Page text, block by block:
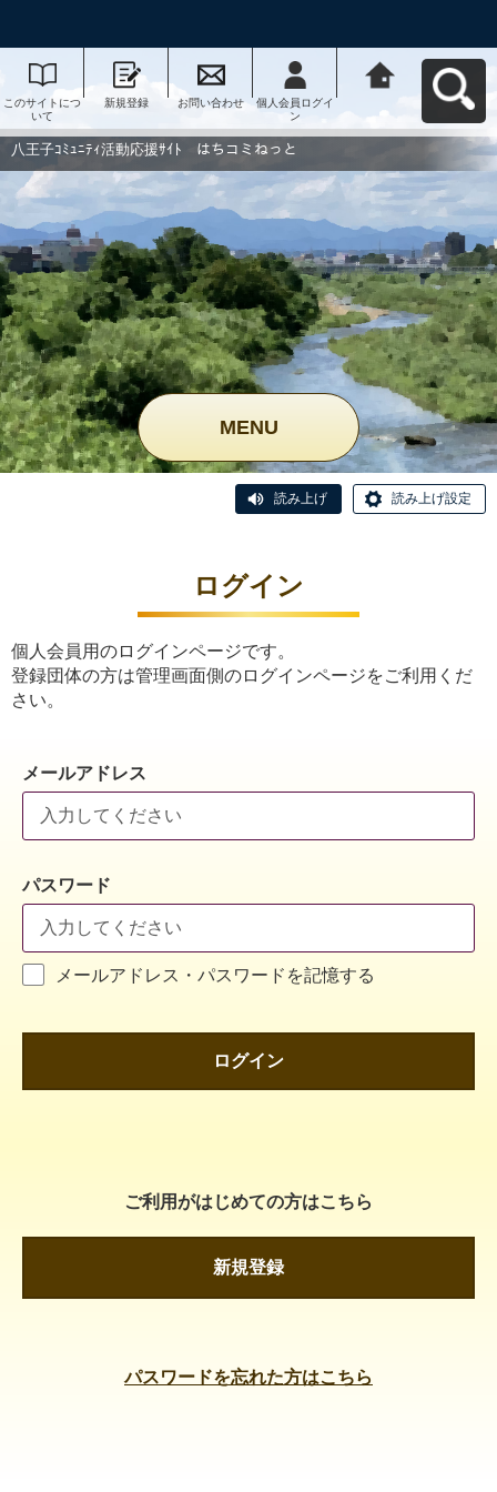
このサイトにつ
いて
新規登録 お問い合わせ
個人会員ログイ
ン
動応援ｻｲﾄ はち
コミねっとへ戻
八王子ｺﾐｭﾆﾃｨ活動応援ｻｲﾄ はちコミねっと
MENU
読み上げ 読み上げ設定
ログイン
個人会員用のログインページです。
登録団体の方は管理画面側のログインページをご利用くだ
さい。
メールアドレス
パスワード
メールアドレス・パスワードを記憶する
ログイン
ご利用がはじめての方はこちら
新規登録
パスワードを忘れた方はこちら